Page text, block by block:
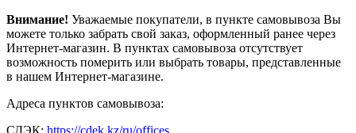
Внимание! Уважаемые покупатели, в пункте самовывоза Вы
можете только забрать свой заказ, оформленный ранее через
Интернет-магазин. В пунктах самовывоза отсутствует
возможность померить или выбрать товары, представленные
в нашем Интернет-магазине.
Адреса пунктов самовывоза:
СДЭК: https://cdek.kz/ru/offices